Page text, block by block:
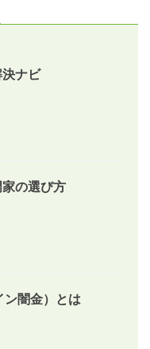
ナビ
の選び方
ン闇金）とは